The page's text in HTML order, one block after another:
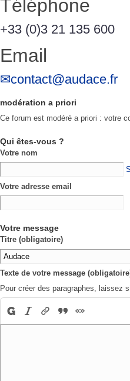
Téléphone
+33 (0)3 21 135 600
Email
contact@audace.fr
modération a priori
Ce forum est modéré a priori : votre
Qui êtes-vous ?
Votre nom
Votre adresse email
Votre message
Titre (obligatoire)
Texte de votre message
Pour créer des paragraphes, laissez